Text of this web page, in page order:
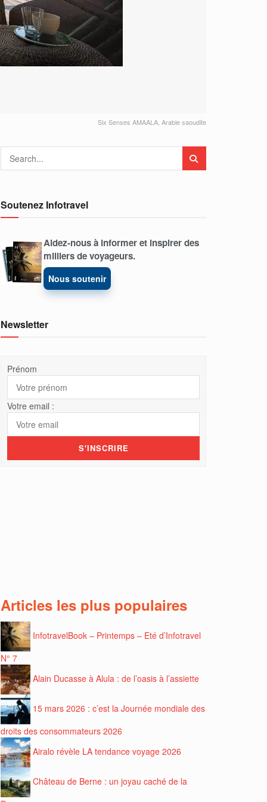
Six Senses AMAALA, Arabie saoudite
Soutenez Infotravel
Aidez-nous à informer et inspirer des
milliers de voyageurs.
Nous soutenir
Newsletter
Prénom
Votre email :
Articles les plus populaires
InfotravelBook – Printemps – Eté d’Infotravel
N° 7
Alain Ducasse à Alula : de l’oasis à l’assiette
15 mars 2026 : c’est la Journée mondiale des
droits des consommateurs 2026
Airalo révèle LA tendance voyage 2026
Château de Berne : un joyau caché de la